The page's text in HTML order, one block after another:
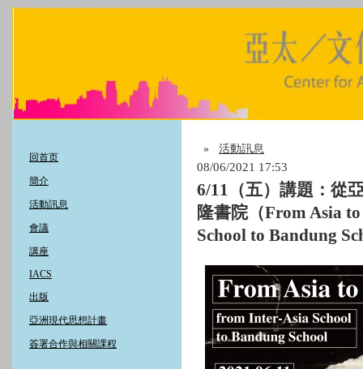
回首页
簡介
活動訊息
會議
講座
IACS
出版
亞洲現代思想計畫
簽署合作與相關課程
» 活動訊息
08/06/2021 17:53
6/11（五）講題：從
隆書院（From Asia
School to Bandung